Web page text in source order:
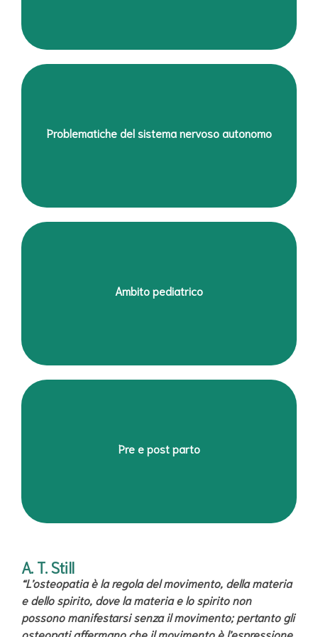
Problematiche del sistema nervoso autonomo
ecc.. nei bambini e sovraccarico anomalo negli adulti con
Ambito pediatrico
(scoliosi, ipercifosi dorsale…), negli adulti e negli
Pre e post parto
Quadri artrosici mono-poliarticolari ed algie al
rachide ( cervicalgia, lombalgia..) di varia natura
A. T. Still
“L’osteopatia è la regola del movimento, della materia
e dello spirito, dove la materia e lo spirito non
possono manifestarsi senza il movimento; pertanto gli
osteopati affermano che il movimento è l’espressione